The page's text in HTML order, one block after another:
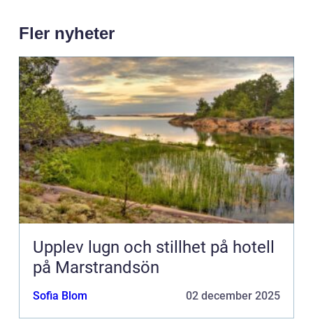
Fler nyheter
Upplev lugn och stillhet på hotell
på Marstrandsön
Sofia Blom 02 december 2025